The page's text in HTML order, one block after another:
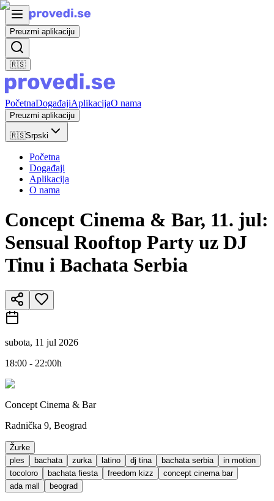
Preuzmi aplikaciju
🇷🇸
PočetnaDogađajiAplikacijaO nama
Preuzmi aplikaciju
🇷🇸Srpski
Početna
Događaji
Aplikacija
O nama
Concept Cinema & Bar, 11. jul:
Sensual Rooftop Party uz DJ
Tinu i Bachata Serbia
subota, 11 jul 2026
18:00 - 22:00h
Concept Cinema & Bar
Radnička 9, Beograd
Žurke
ples
bachata zurka latino dj tina bachata serbia
in motion
tocoloro
bachata fiesta freedom kizz
concept cinema bar
ada mall
beograd